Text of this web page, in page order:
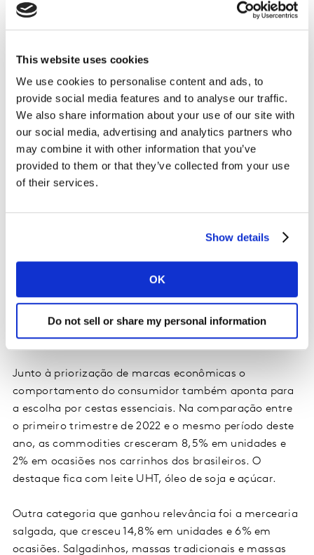
This website uses cookies
We use cookies to personalise content and ads, to
provide social media features and to analyse our traffic.
We also share information about your use of our site with
our social media, advertising and analytics partners who
may combine it with other information that you’ve
provided to them or that they’ve collected from your use
of their services.
Show details
OK
Do not sell or share my personal information
sofreram menor variação de preços entre março de
Enquanto o preço médio por unidade de marcas
econômicas variou +9,4%, os produtos premium
sofreram alteração de +17,9% e os de marcas
tradicionais de +16,5%.
É válido destacar que as marcas econômicas são mais
consumidas pelo público jovem. 16,4% dos brasileiros
até 29 anos de idade adquirem produtos desse tipo – a
Enquanto isso, as pessoas acima de 50 anos de idade
são as que mais compram itens premium (17,6%).
Consumidor também opta por produtos
Junto à priorização de marcas econômicas o
comportamento do consumidor também aponta para
a escolha por cestas essenciais. Na comparação entre
o primeiro trimestre de 2022 e o mesmo período deste
ano, as commodities cresceram 8,5% em unidades e
2% em ocasiões nos carrinhos dos brasileiros. O
destaque fica com leite UHT, óleo de soja e açúcar.
Outra categoria que ganhou relevância foi a mercearia
salgada, que cresceu 14,8% em unidades e 6% em
ocasiões. Salgadinhos, massas tradicionais e massas